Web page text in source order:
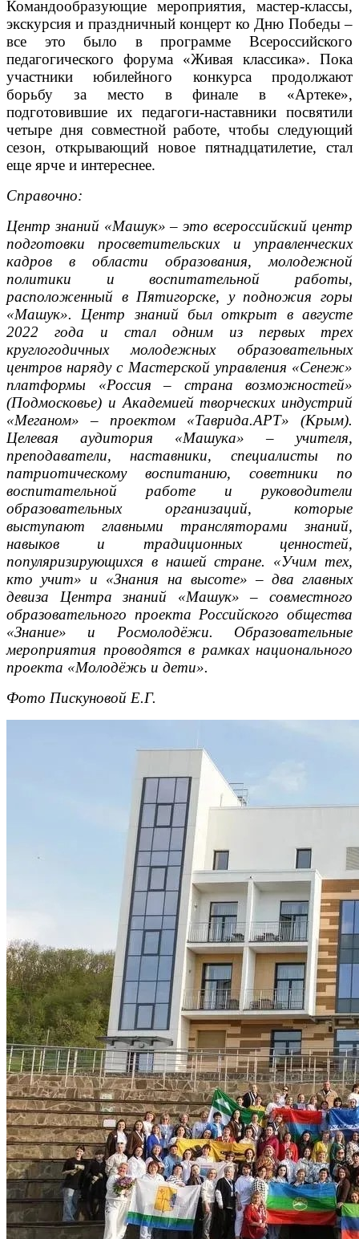
Командообразующие мероприятия, мастер-классы,
экскурсия и праздничный концерт ко Дню Победы –
все это было в программе Всероссийского
педагогического форума «Живая классика». Пока
участники юбилейного конкурса продолжают
борьбу за место в финале в «Артеке»,
подготовившие их педагоги-наставники посвятили
четыре дня совместной работе, чтобы следующий
сезон, открывающий новое пятнадцатилетие, стал
еще ярче и интереснее.
Справочно:
Центр знаний «Машук» – это всероссийский центр
подготовки просветительских и управленческих
кадров в области образования, молодежной
политики и воспитательной работы,
расположенный в Пятигорске, у подножия горы
«Машук». Центр знаний был открыт в августе
2022 года и стал одним из первых трех
круглогодичных молодежных образовательных
центров наряду с Мастерской управления «Сенеж»
платформы «Россия – страна возможностей»
(Подмосковье) и Академией творческих индустрий
«Меганом» – проектом «Таврида.АРТ» (Крым).
Целевая аудитория «Машука» – учителя,
преподаватели, наставники, специалисты по
патриотическому воспитанию, советники по
воспитательной работе и руководители
образовательных организаций, которые
выступают главными трансляторами знаний,
навыков и традиционных ценностей,
популяризирующихся в нашей стране. «Учим тех,
кто учит» и «Знания на высоте» – два главных
девиза Центра знаний «Машук» – совместного
образовательного проекта Российского общества
«Знание» и Росмолодёжи. Образовательные
мероприятия проводятся в рамках национального
проекта «Молодёжь и дети».
Фото Пискуновой Е.Г.